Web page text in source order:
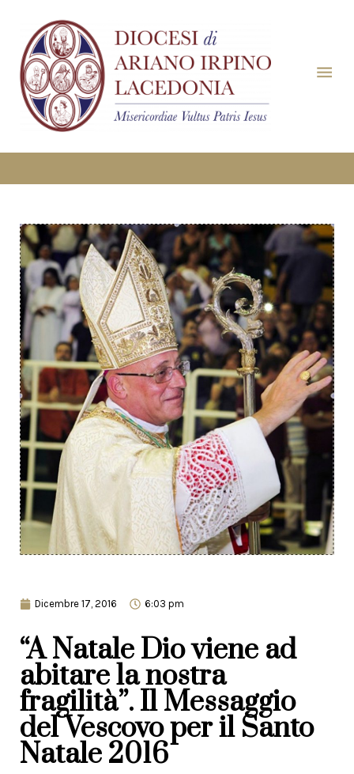
Dicembre 17, 2016 6:03 pm
“A Natale Dio viene ad
abitare la nostra
fragilità”. Il Messaggio
del Vescovo per il Santo
Natale 2016